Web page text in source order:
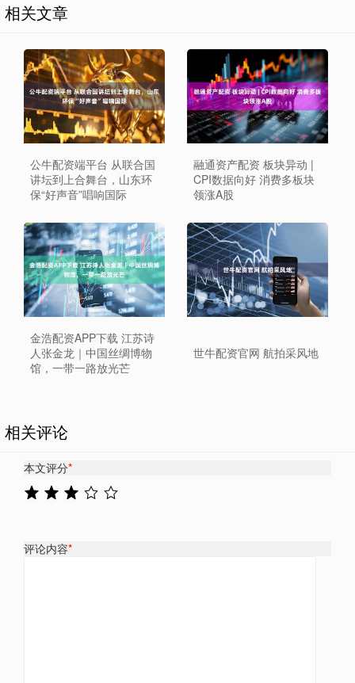
相关文章
公牛配资端平台 从联合国
讲坛到上合舞台，山东环
保“好声音”唱响国际
融通资产配资 板块异动 |
CPI数据向好 消费多板块
领涨A股
金浩配资APP下载 江苏诗
人张金龙｜中国丝绸博物
馆，一带一路放光芒
世牛配资官网 航拍采风地
相关评论
本文评分*
评论内容*